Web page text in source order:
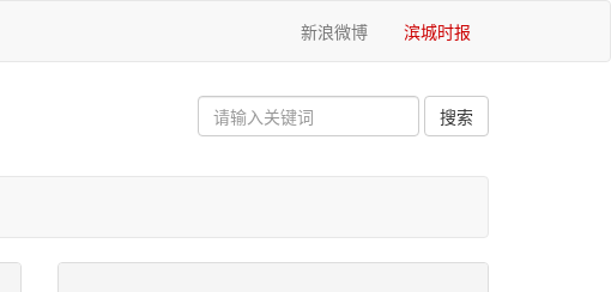
新浪微博 滨城时报